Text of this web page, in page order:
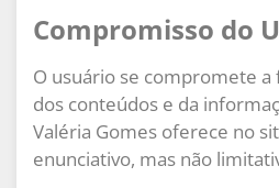
Compromisso do
O usuário se compromete a
dos conteúdos e da
Valéria Gomes oferece no
enunciativo, mas não